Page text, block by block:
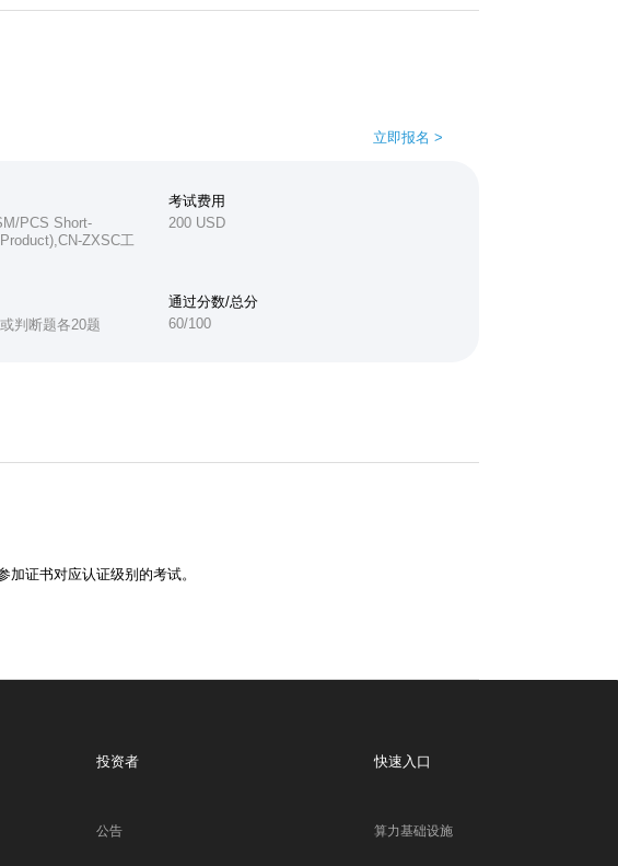
立即报名 >
PCS Short-
ZXSC工
考试费用
200 USD
判断题各20题
通过分数/总分
60/100
证书对应认证级别的考试。
投资者
公告
快速入口
算力基础设施